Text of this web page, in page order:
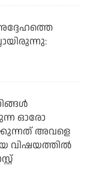
ഓരോ
അവളെ
വിഷയത്തില്‍